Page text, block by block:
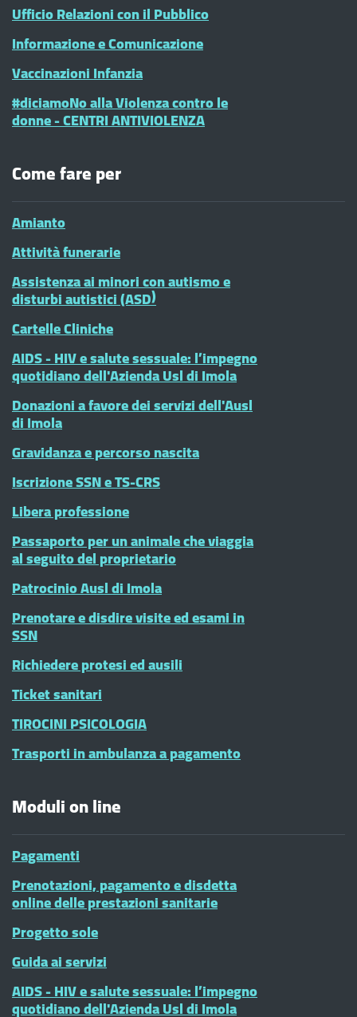
Ufficio Relazioni con il Pubblico
Informazione e Comunicazione
Vaccinazioni Infanzia
#diciamoNo alla Violenza contro le
donne - CENTRI ANTIVIOLENZA
Come fare per
Amianto
Attività funerarie
Assistenza ai minori con autismo e
disturbi autistici (ASD)
Cartelle Cliniche
AIDS - HIV e salute sessuale: l’impegno
quotidiano dell'Azienda Usl di Imola
Donazioni a favore dei servizi dell'Ausl
di Imola
Gravidanza e percorso nascita
Iscrizione SSN e TS-CRS
Libera professione
Passaporto per un animale che viaggia
al seguito del proprietario
Patrocinio Ausl di Imola
Prenotare e disdire visite ed esami in
SSN
Richiedere protesi ed ausili
Ticket sanitari
TIROCINI PSICOLOGIA
Trasporti in ambulanza a pagamento
Moduli on line
Pagamenti
Prenotazioni, pagamento e disdetta
online delle prestazioni sanitarie
Progetto sole
Guida ai servizi
AIDS - HIV e salute sessuale: l’impegno
quotidiano dell'Azienda Usl di Imola